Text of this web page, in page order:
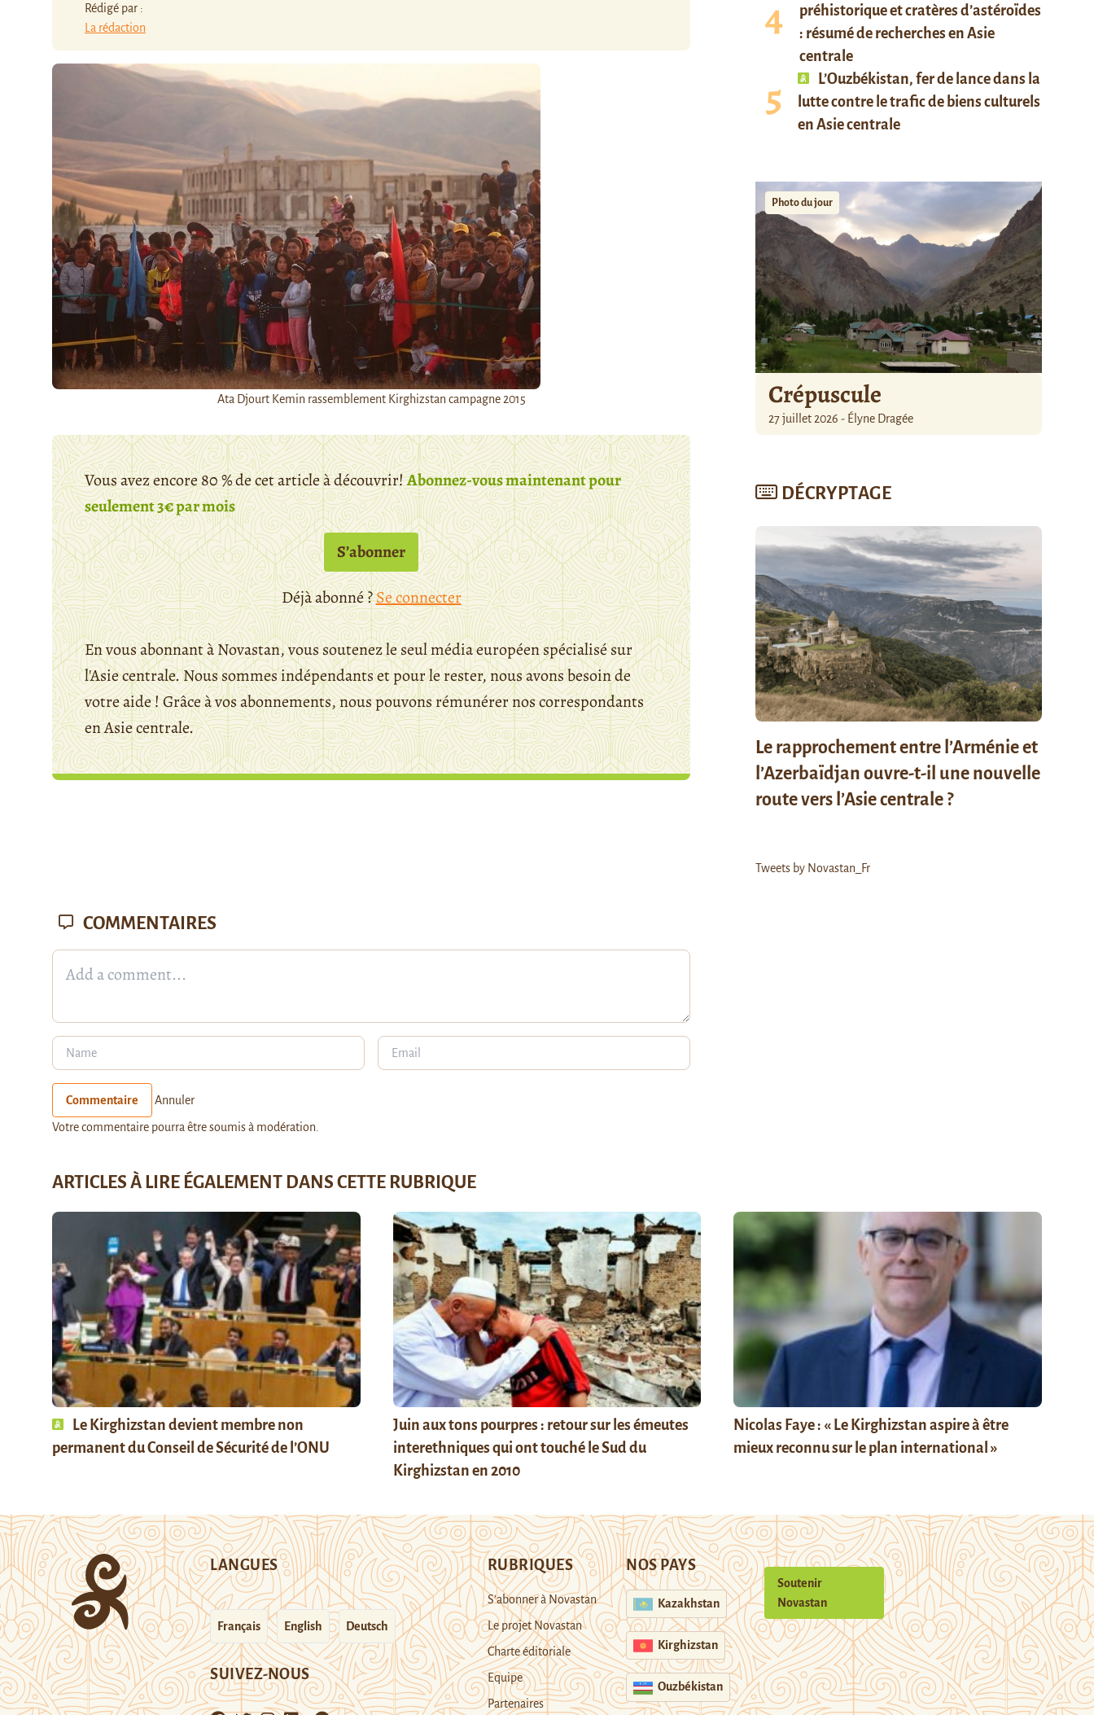
Rédigé par :
La rédaction
Ata Djourt Kemin rassemblement Kirghizstan campagne 2015
Vous avez encore 80 % de cet article à découvrir!Abonnez-vous maintenant pour
seulement 3€ par mois
S’abonner
Déjà abonné ?Se connecter
En vous abonnant à Novastan, vous soutenez le seul média européen spécialisé sur
l'Asie centrale. Nous sommes indépendants et pour le rester, nous avons besoin de
votre aide ! Grâce à vos abonnements, nous pouvons rémunérer nos correspondants
en Asie centrale.
préhistorique et cratères d’astéroïdes
: résumé de recherches en Asie
centrale
L’Ouzbékistan, fer de lance dans la
lutte contre le trafic de biens culturels
en Asie centrale
Photo du jour
Crépuscule
27 juillet 2026 - Élyne Dragée
DÉCRYPTAGE
Le rapprochement entre l’Arménie et
l’Azerbaïdjan ouvre-t-il une nouvelle
route vers l’Asie centrale ?
Tweets by Novastan_Fr
COMMENTAIRES
Commentaire Annuler
Votre commentaire pourra être soumis à modération.
ARTICLES À LIRE ÉGALEMENT DANS CETTE RUBRIQUE
Le Kirghizstan devient membre non
permanent du Conseil de Sécurité de l’ONU
Juin aux tons pourpres : retour sur les émeutes
interethniques qui ont touché le Sud du
Kirghizstan en 2010
Nicolas Faye : « Le Kirghizstan aspire à être
mieux reconnu sur le plan international »
LANGUES
Français English Deutsch
SUIVEZ-NOUS
RUBRIQUES
S’abonner à Novastan
Le projet Novastan
Charte éditoriale
Equipe
Partenaires
NOS PAYS
Kazakhstan
Kirghizstan
Ouzbékistan
Soutenir
Novastan